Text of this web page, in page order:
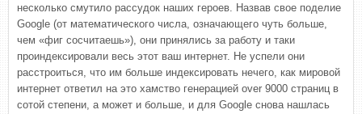
несколько смутило рассудок наших героев. Назвав свое поделие
Google (от математического числа, означающего чуть больше,
чем «фиг сосчитаешь»), они принялись за работу и таки
проиндексировали весь этот ваш интернет. Не успели они
расстроиться, что им больше индексировать нечего, как мировой
интернет ответил на это хамство генерацией over 9000 страниц в
сотой степени, а может и больше, и для Google снова нашлась